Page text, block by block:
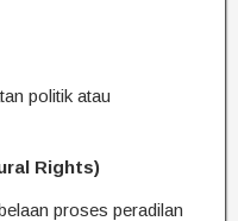
politik atau
Rights)
proses peradilan